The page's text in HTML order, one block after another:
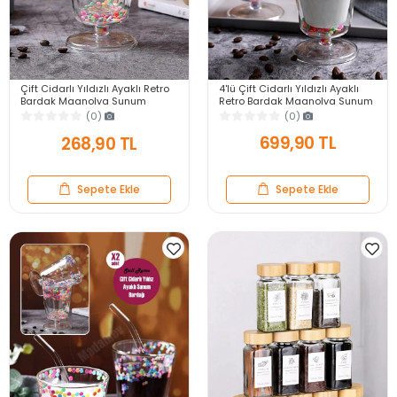
Çift Cidarlı Yıldızlı Ayaklı Retro
Bardak Magnolya Sunum
Kasesi ve Pipetli Kahve Bardağı
(0)
268,90 TL
Sepete Ekle
4'lü Çift Cidarlı Yıldızlı Ayaklı
Retro Bardak Magnolya Sunum
Kasesi ve Pipetli Kahve Bardağı
(0)
699,90 TL
Sepete Ekle